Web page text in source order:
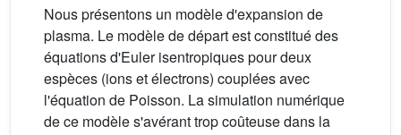
Nous présentons un modèle d'expansion de
plasma. Le modèle de départ est constitué des
équations d'Euler isentropiques pour deux
espèces (ions et électrons) couplées avec
l'équation de Poisson. La simulation numérique
de ce modèle s'avérant trop coûteuse dans la